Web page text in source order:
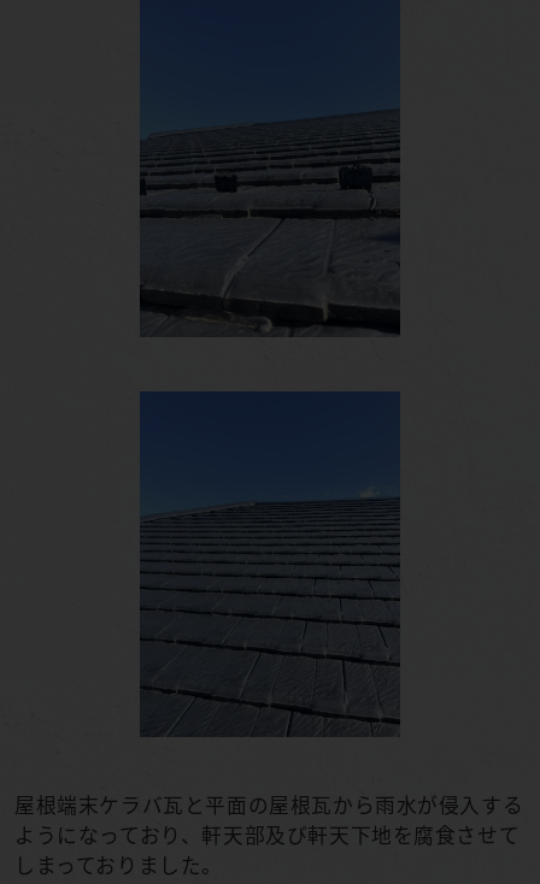
屋根端末ケラバ瓦と平面の屋根瓦から雨水が侵入する
ようになっており、軒天部及び軒天下地を腐食させて
しまっておりました。